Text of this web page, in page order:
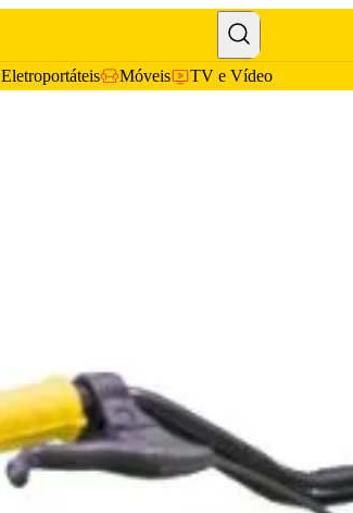
Eletroportáteis Móveis TV e Vídeo